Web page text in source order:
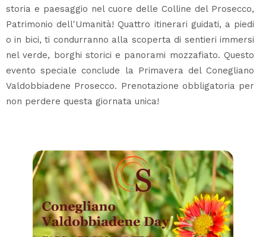
storia e paesaggio nel cuore delle Colline del Prosecco,
Patrimonio dell'Umanità! Quattro itinerari guidati, a piedi
o in bici, ti condurranno alla scoperta di sentieri immersi
nel verde, borghi storici e panorami mozzafiato. Questo
evento speciale conclude la Primavera del Conegliano
Valdobbiadene Prosecco. Prenotazione obbligatoria per
non perdere questa giornata unica!